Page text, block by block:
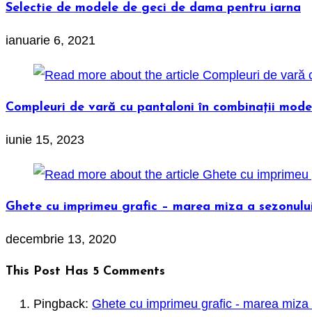
Selectie de modele de geci de dama pentru iarna
ianuarie 6, 2021
Compleuri de vară cu pantaloni în combinații
iunie 15, 2023
Ghete cu imprimeu grafic – marea miza a
decembrie 13, 2020
This Post Has 5 Comments
Pingback: Ghete cu imprimeu grafic - marea